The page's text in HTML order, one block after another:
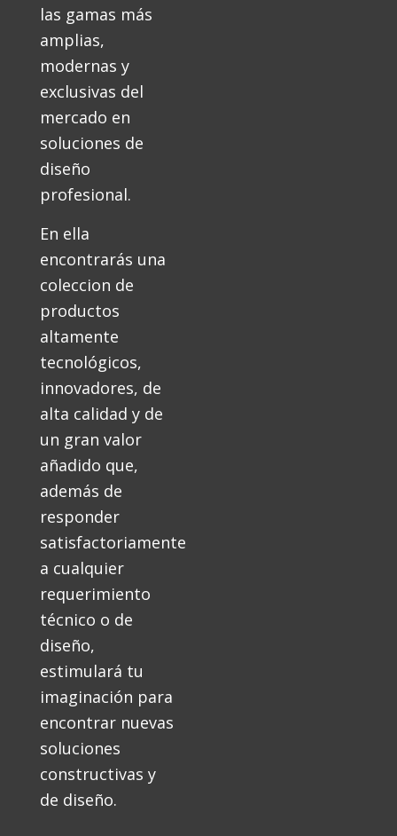
las gamas más
amplias,
modernas y
exclusivas del
mercado en
soluciones de
diseño
profesional.
En ella
encontrarás una
coleccion de
productos
altamente
tecnológicos,
innovadores, de
alta calidad y de
un gran valor
añadido que,
además de
responder
satisfactoriamente
a cualquier
requerimiento
técnico o de
diseño,
estimulará tu
imaginación para
encontrar nuevas
soluciones
constructivas y
de diseño.